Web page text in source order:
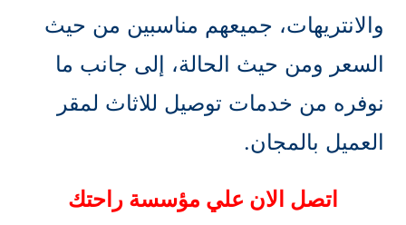
والانتريهات، جميعهم مناسبين من حيث
السعر ومن حيث الحالة، إلى جانب ما
نوفره من خدمات توصيل للاثاث لمقر
العميل بالمجان.
اتصل الان علي مؤسسة راحتك